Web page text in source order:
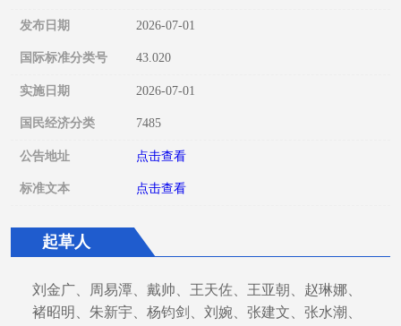
发布日期 2026-07-01
国际标准分类号 43.020
实施日期 2026-07-01
国民经济分类 7485
公告地址 点击查看
标准文本 点击查看
起草人
刘金广、周易潭、戴帅、王天佐、王亚朝、赵琳娜、
褚昭明、朱新宇、杨钧剑、刘婉、张建文、张水潮、